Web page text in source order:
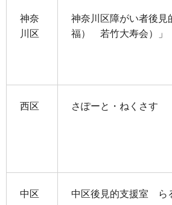
神奈
川区
神奈川区障がい者後
福） 若竹大寿会）」
西区 さぽーと・ねくさす
中区
中区後見的支援室